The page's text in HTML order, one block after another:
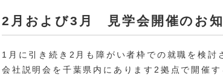
2月および3月 見学会開催のお
1月に引き続き2月も障がい者枠での就職を検討
会社説明会を千葉県内にあります2拠点で開催